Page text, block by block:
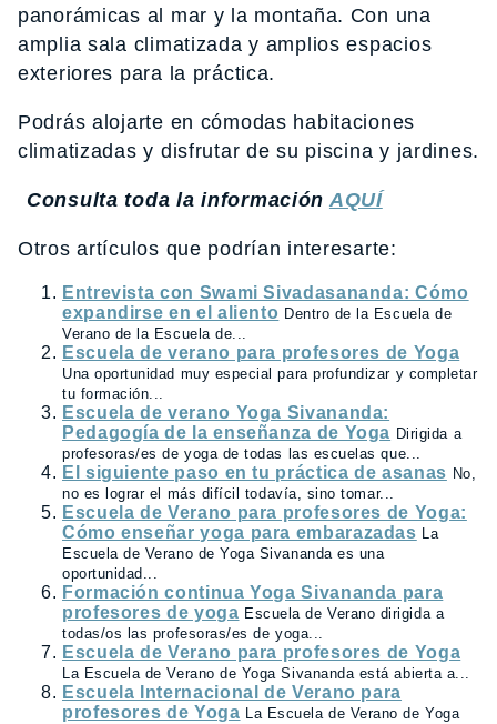
panorámicas al mar y la montaña. Con una
amplia sala climatizada y amplios espacios
exteriores para la práctica.
Podrás alojarte en cómodas habitaciones
climatizadas y disfrutar de su piscina y jardines.
Consulta toda la información AQUÍ
Otros artículos que podrían interesarte:
Entrevista con Swami Sivadasananda: Cómo
expandirse en el aliento Dentro de la Escuela de
Verano de la Escuela de...
Escuela de verano para profesores de Yoga
Una oportunidad muy especial para profundizar y completar
tu formación...
Escuela de verano Yoga Sivananda:
Pedagogía de la enseñanza de Yoga Dirigida a
profesoras/es de yoga de todas las escuelas que...
El siguiente paso en tu práctica de asanas No,
no es lograr el más difícil todavía, sino tomar...
Escuela de Verano para profesores de Yoga:
Cómo enseñar yoga para embarazadas La
Escuela de Verano de Yoga Sivananda es una
oportunidad...
Formación continua Yoga Sivananda para
profesores de yoga Escuela de Verano dirigida a
todas/os las profesoras/es de yoga...
Escuela de Verano para profesores de Yoga
La Escuela de Verano de Yoga Sivananda está abierta a...
Escuela Internacional de Verano para
profesores de Yoga La Escuela de Verano de Yoga